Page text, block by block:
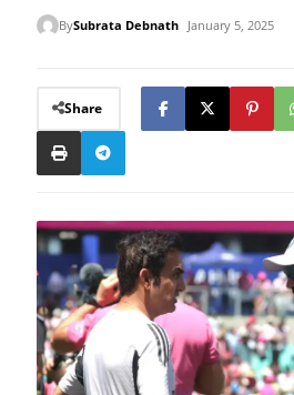
BySubrata Debnath
January 5, 2025
Share